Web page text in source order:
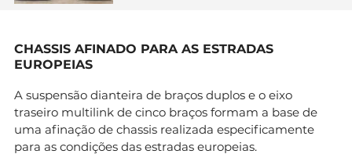
CHASSIS AFINADO PARA AS ESTRADAS
EUROPEIAS
A suspensão dianteira de braços duplos e o eixo
traseiro multilink de cinco braços formam a base de
uma afinação de chassis realizada especificamente
para as condições das estradas europeias.